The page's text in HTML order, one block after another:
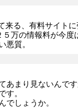
来る、有料サイト
万の情報料が今度
悪質。
あまり見ないんです
す。
でしょうか。